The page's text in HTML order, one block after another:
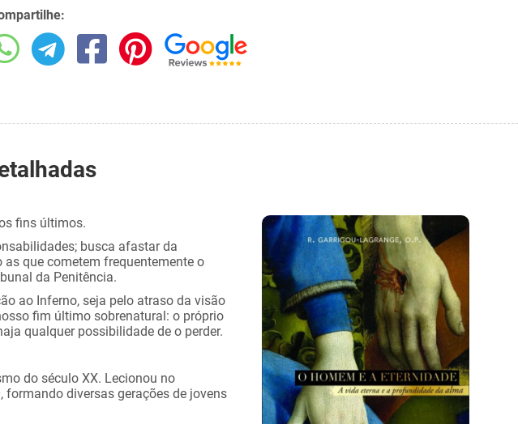
fins últimos.
busca afastar da
que cometem frequentemente o
da Penitência.
ao Inferno, seja pelo atraso da visão
fim último sobrenatural: o próprio
qualquer possibilidade de o perder.
do século XX. Lecionou no
diversas gerações de jovens